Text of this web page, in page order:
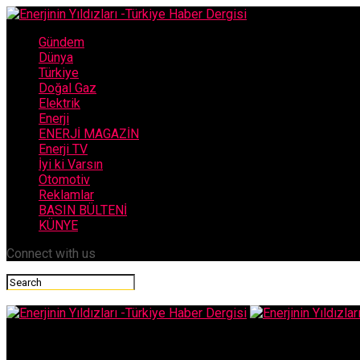
Gündem
Dünya
Türkiye
Doğal Gaz
Elektrik
Enerji
ENERJİ MAGAZİN
Enerji TV
İyi ki Varsın
Otomotiv
Reklamlar
BASIN BÜLTENİ
KÜNYE
Connect with us